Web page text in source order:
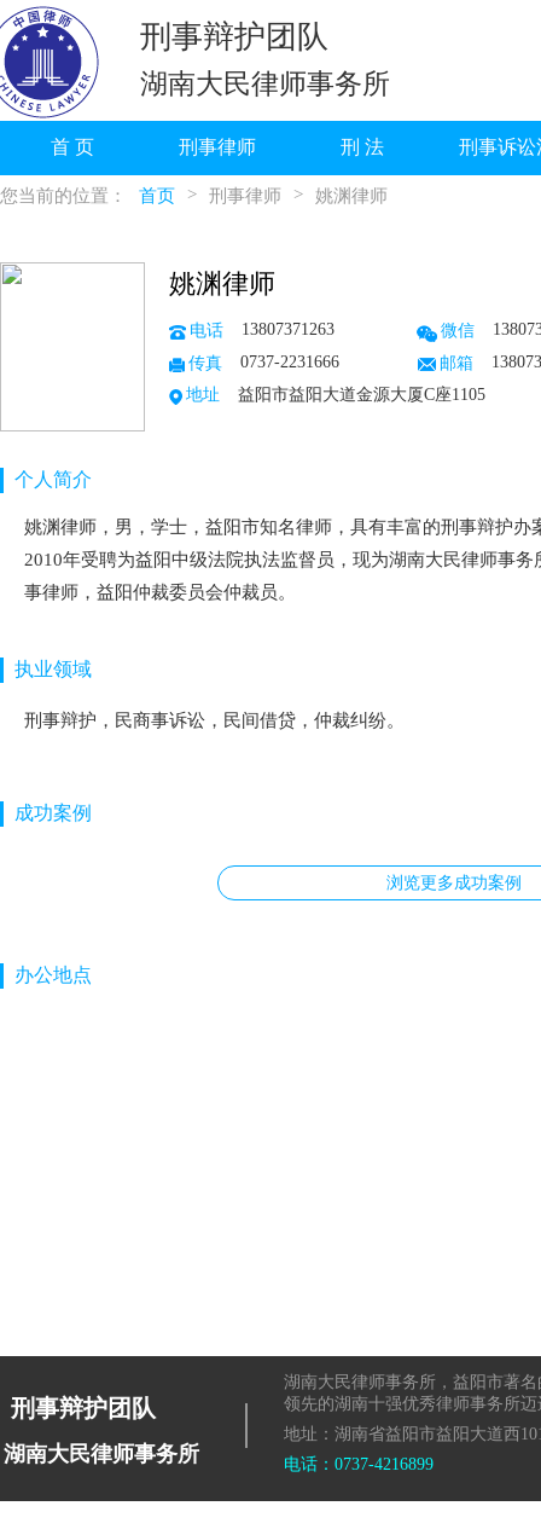
刑事辩护团队
湖南大民律师事务所
首 页 刑事律师 刑 法 刑事诉讼
您当前的位置： 首页 > 刑事律师 > 姚渊律师
姚渊律师
电话 13807371263 微信
传真
0737-2231666 邮箱
地址
益阳市益阳大道金源大厦C座1105
个人简介
姚渊律师，男，学士，益阳市知名律师，具有丰富的刑事辩护
2010年受聘为益阳中级法院执法监督员，现为湖南大民律师事
事律师，益阳仲裁委员会仲裁员。
执业领域
刑事辩护，民商事诉讼，民间借贷，仲裁纠纷。
成功案例
浏览更多成功案例
办公地点
刑事辩护团队
湖南大民律师事务所
|
湖南大民律师事务所，益阳市著
领先的湖南十强优秀律师事务所迈
地址：湖南省益阳市益阳大道西
电话：0737-4216899